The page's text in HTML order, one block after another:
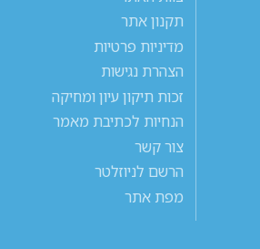
תקנון אתר
מדיניות פרטיות
הצהרת נגישות
זכות תיקון עיון ומחיקה
הנחיות לכתיבת מאמר
צור קשר
הרשם לניוזלטר
מפת אתר